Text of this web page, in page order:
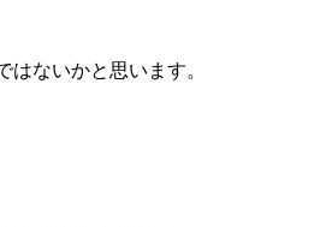
ないかと思います。